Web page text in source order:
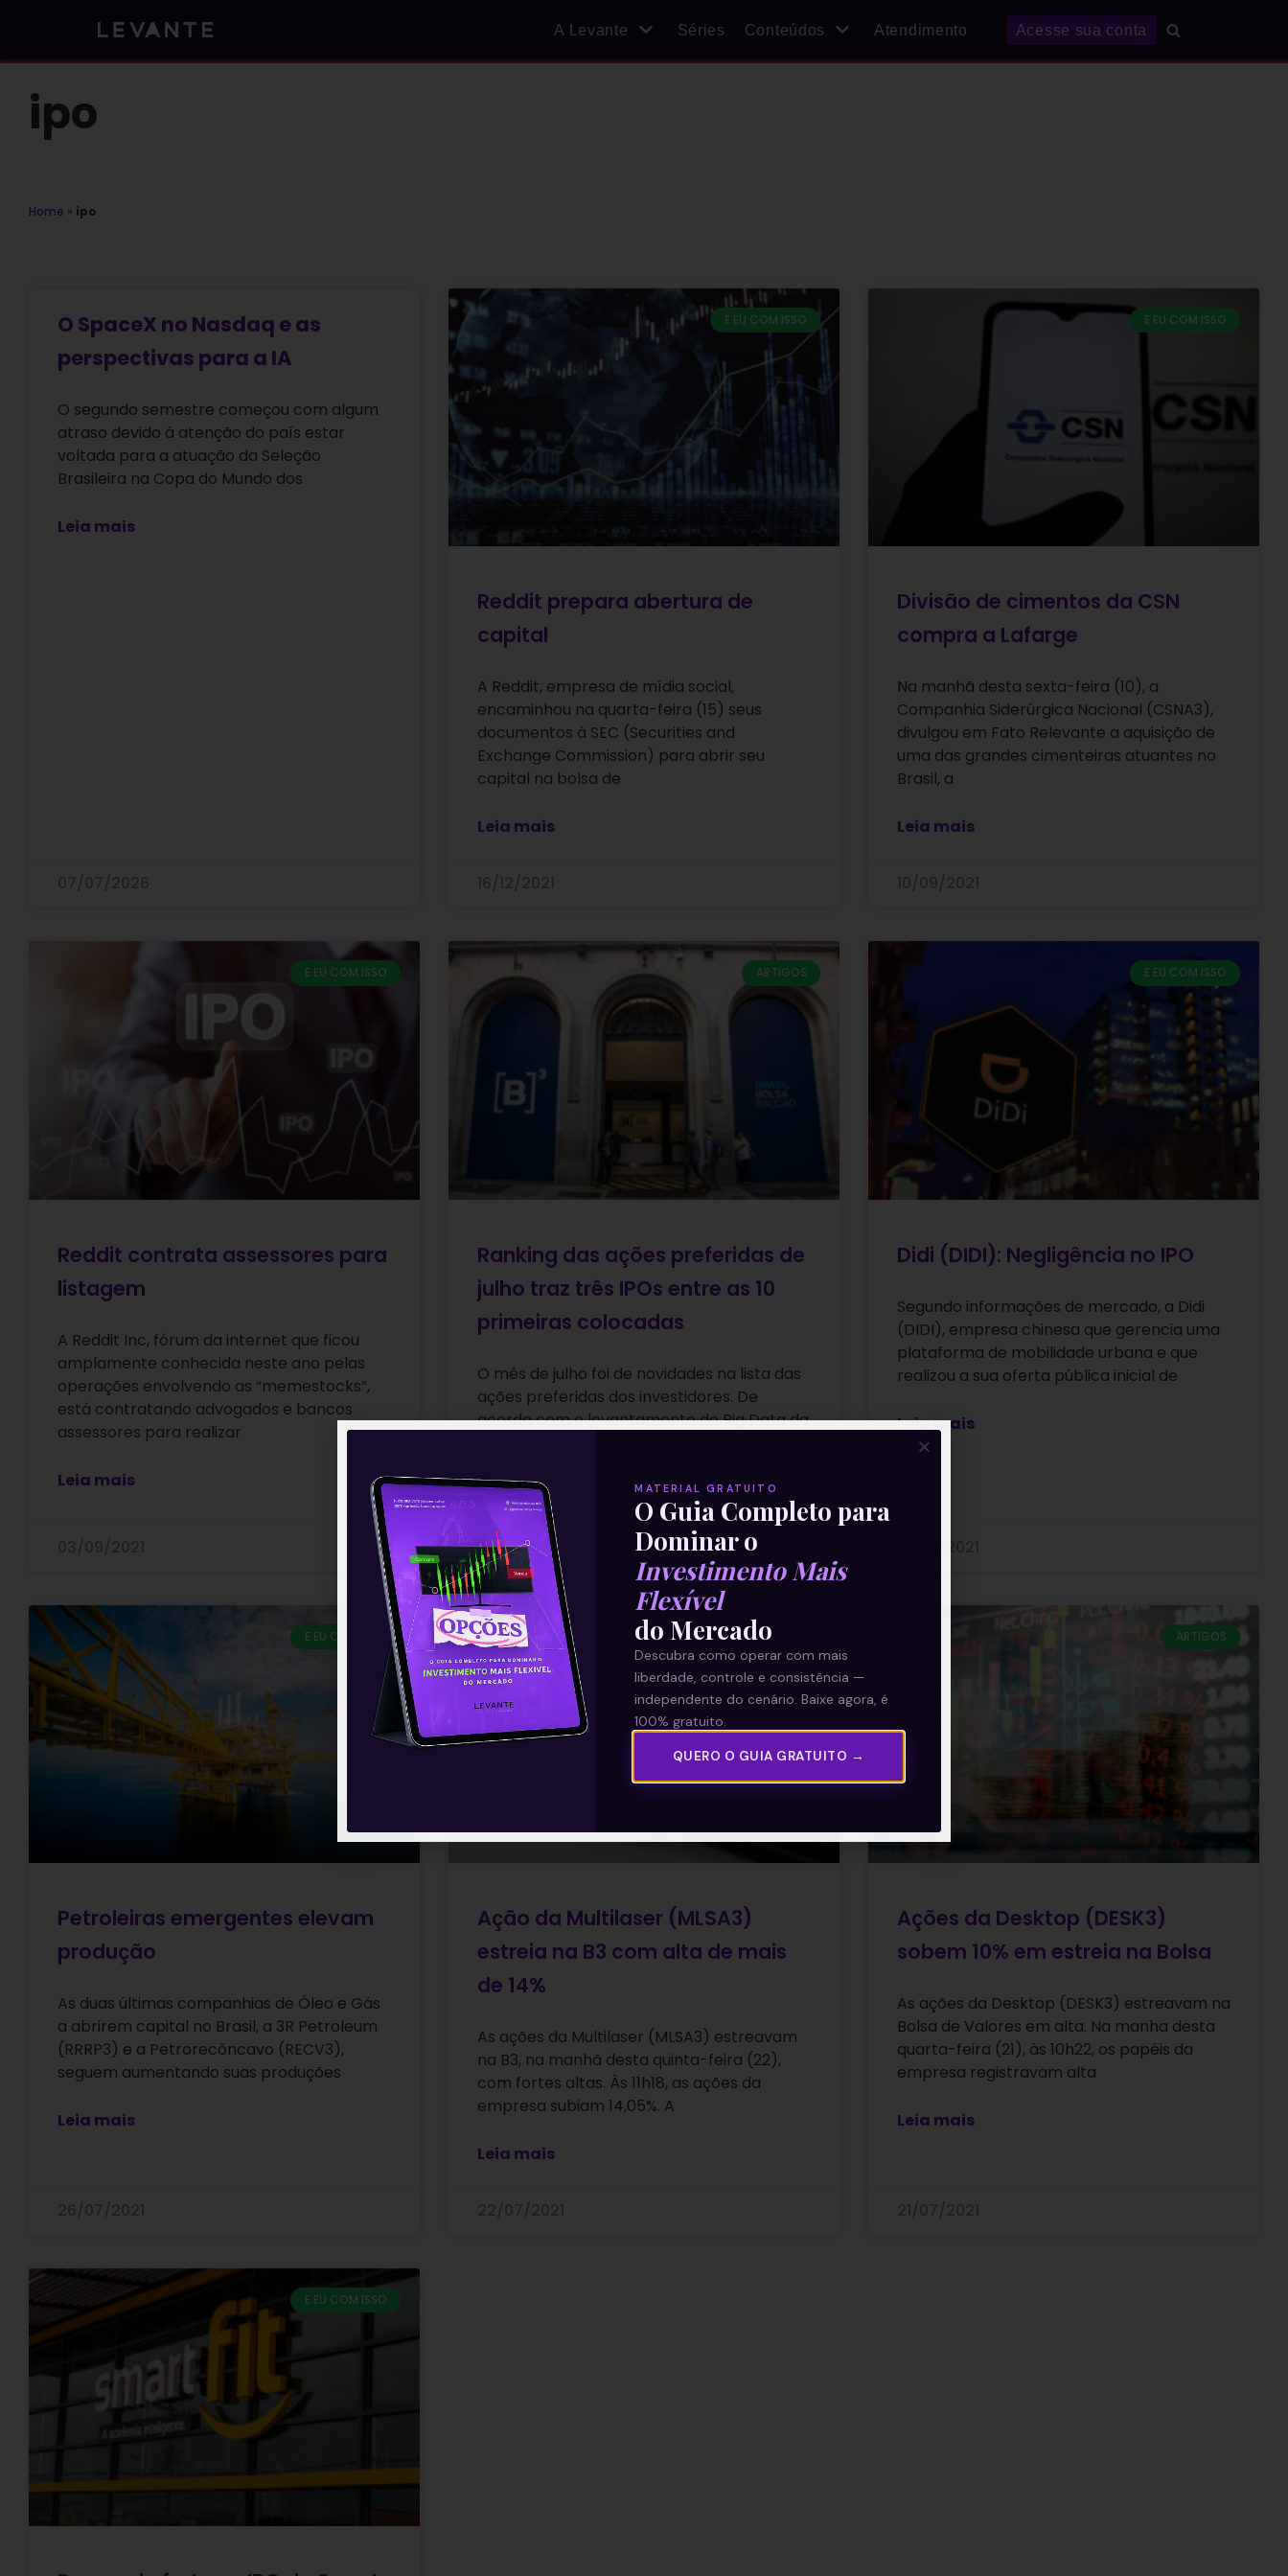
A Levante Séries Conteúdos Atendimento Acesse sua conta
ipo
Home » ipo
O SpaceX no Nasdaq e as
perspectivas para a IA
O segundo semestre começou com algum
atraso devido à atenção do país estar
voltada para a atuação da Seleção
Brasileira na Copa do Mundo dos
Leia mais
E EU COM ISSO
Reddit prepara abertura de
capital
A Reddit, empresa de mídia social,
encaminhou na quarta-feira (15) seus
documentos à SEC (Securities and
Exchange Commission) para abrir seu
capital na bolsa de
Leia mais
E EU COM ISSO
Divisão de cimentos da CSN
compra a Lafarge
Na manhã desta sexta-feira (10), a
Companhia Siderúrgica Nacional (CSNA3),
divulgou em Fato Relevante a aquisição de
uma das grandes cimenteiras atuantes no
Brasil, a
Leia mais
E EU COM ISSO
Reddit contrata assessores para
listagem
A Reddit Inc, fórum da internet que ficou
amplamente conhecida neste ano pelas
operações envolvendo as “memestocks”,
está contratando advogados e bancos
assessores para realizar
Leia mais
ARTIGOS
Ranking das ações preferidas de
julho traz três IPOs entre as 10
primeiras colocadas
O mês de julho foi de novidades na lista das
ações preferidas dos investidores. De
acordo com o levantamento do Big Data da
Leia mais
25/08/2021
E EU COM ISSO
Didi (DIDI): Negligência no IPO
Segundo informações de mercado, a Didi
(DIDI), empresa chinesa que gerencia uma
plataforma de mobilidade urbana e que
realizou a sua oferta pública inicial de
Leia mais
E EU COM ISSO
Petroleiras emergentes elevam
produção
As duas últimas companhias de Óleo e Gás
a abrirem capital no Brasil, a 3R Petroleum
(RRRP3) e a Petrorecôncavo (RECV3),
seguem aumentando suas produções
Leia mais
ARTIGOS
Ação da Multilaser (MLSA3)
estreia na B3 com alta de mais
de 14%
As ações da Multilaser (MLSA3) estreavam
na B3, na manhã desta quinta-feira (22),
com fortes altas. Às 11h18, as ações da
empresa subiam 14,05%. A
Leia mais
ARTIGOS
Ações da Desktop (DESK3)
sobem 10% em estreia na Bolsa
As ações da Desktop (DESK3) estreavam na
Bolsa de Valores em alta. Na manha desta
quarta-feira (21), às 10h22, os papéis da
empresa registravam alta
Leia mais
E EU COM ISSO
MATERIAL GRATUITO
O Guia Completo para
Dominar o
Investimento Mais
Flexível
do Mercado
Descubra como operar com mais
liberdade, controle e consistência —
independente do cenário. Baixe agora, é
100% gratuito.
QUERO O GUIA GRATUITO →